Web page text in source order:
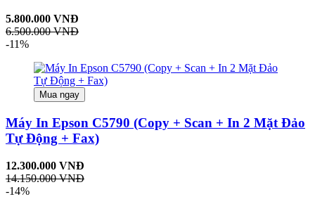
5.800.000 VNĐ
6.500.000 VNĐ
-11%
Mua ngay
Máy In Epson C5790 (Copy + Scan + In 2 Mặt Đảo
Tự Động + Fax)
12.300.000 VNĐ
14.150.000 VNĐ
-14%